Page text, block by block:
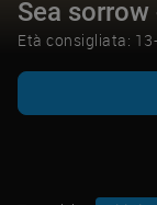
Sea
Età consigliata: